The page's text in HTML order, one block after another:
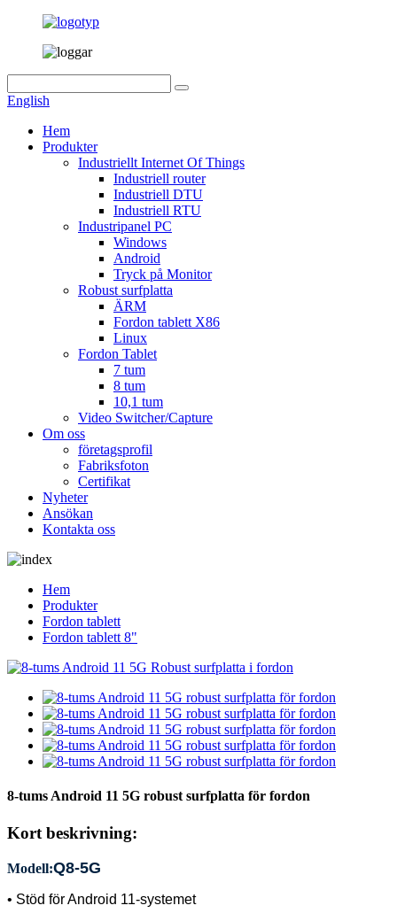
English
Hem
Produkter
Industriellt Internet Of Things
Industriell router
Industriell DTU
Industriell RTU
Industripanel PC
Windows
Android
Tryck på Monitor
Robust surfplatta
ÄRM
Fordon tablett X86
Linux
Fordon Tablet
7 tum
8 tum
10,1 tum
Video Switcher/Capture
Om oss
företagsprofil
Fabriksfoton
Certifikat
Nyheter
Ansökan
Kontakta oss
Hem
Produkter
Fordon tablett
Fordon tablett 8"
8-tums Android 11 5G robust surfplatta för fordon
Kort beskrivning:
Modell:Q8-5G
• Stöd för Android 11-systemet